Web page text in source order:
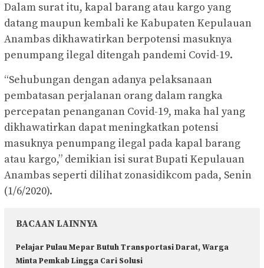
Dalam surat itu, kapal barang atau kargo yang
datang maupun kembali ke Kabupaten Kepulauan
Anambas dikhawatirkan berpotensi masuknya
penumpang ilegal ditengah pandemi Covid-19.
“Sehubungan dengan adanya pelaksanaan
pembatasan perjalanan orang dalam rangka
percepatan penanganan Covid-19, maka hal yang
dikhawatirkan dapat meningkatkan potensi
masuknya penumpang ilegal pada kapal barang
atau kargo,” demikian isi surat Bupati Kepulauan
Anambas seperti dilihat zonasidikcom pada, Senin
(1/6/2020).
BACAAN LAINNYA
Pelajar Pulau Mepar Butuh Transportasi Darat, Warga
Minta Pemkab Lingga Cari Solusi